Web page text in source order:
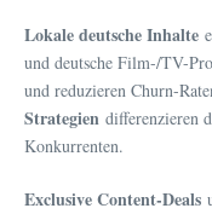
Lokale deutsche Inhalte
und deutsche Film-/TV-
und reduzieren Churn-
Strategien differenzieren
Konkurrenten.
Exclusive Content-Deals